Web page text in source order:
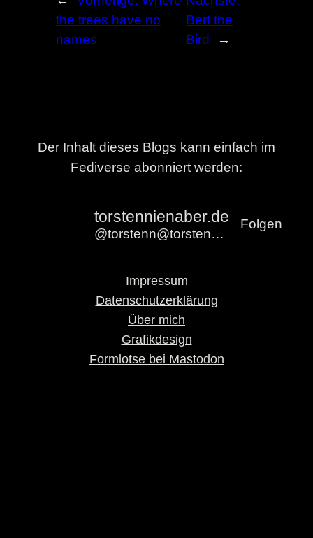
the trees have no
names
Bert the
Bird
→
Der Inhalt dieses Blogs kann einfach im
Fediverse abonniert werden:
torstennienaber.de
@torstenn@torstennienaber.de
Folgen
Impressum
Datenschutzerklärung
Über mich
Grafikdesign
Formlotse bei Mastodon